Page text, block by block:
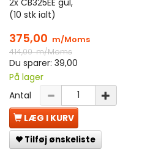
(10 stk ialt)
375,00 m/Moms
414,00m/Moms
Du sparer: 39,00
På lager
Antal
LÆG I KURV
Tilføj ønskeliste